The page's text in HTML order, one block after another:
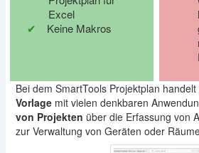
Excel
Keine Makros
Bei dem SmartTools Projektplan
Vorlagemit vielen denkbaren
von Projekten über die Erfassung von
zur Verwaltung von Geräten oder